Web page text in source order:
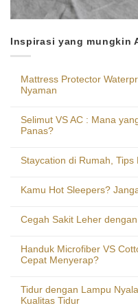
Inspirasi yang mungkin
Mattress Protector
Nyaman
Selimut VS AC : Mana
Panas?
Staycation di Rumah,
Kamu Hot Sleepers?
Cegah Sakit Leher
Handuk Microfiber VS
Cepat Menyerap?
Tidur dengan Lampu
Kualitas Tidur